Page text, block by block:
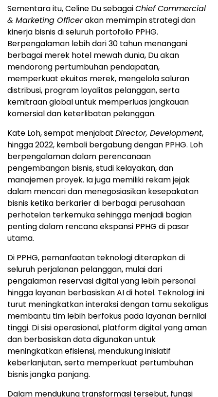
Sementara itu, Celine Du sebagaiChief Commercial
& Marketing Officerakan memimpin strategi dan
kinerja bisnis di seluruh portofolio PPHG.
Berpengalaman lebih dari 30 tahun menangani
berbagai merek hotel mewah dunia, Du akan
mendorong pertumbuhan pendapatan,
memperkuat ekuitas merek, mengelola saluran
distribusi, program loyalitas pelanggan, serta
kemitraan global untuk memperluas jangkauan
komersial dan keterlibatan pelanggan.
Kate Loh, sempat menjabat Director, Development,
hingga 2022, kembali bergabung dengan PPHG. Loh
berpengalaman dalam perencanaan
pengembangan bisnis, studi kelayakan, dan
manajemen proyek. Ia juga memiliki rekam jejak
dalam mencari dan menegosiasikan kesepakatan
bisnis ketika berkarier di berbagai perusahaan
perhotelan terkemuka sehingga menjadi bagian
penting dalam rencana ekspansi PPHG di pasar
utama.
Di PPHG, pemanfaatan teknologi diterapkan di
seluruh perjalanan pelanggan, mulai dari
pengalaman reservasi digital yang lebih personal
hingga layanan berbasiskan AI di hotel. Teknologi ini
turut meningkatkan interaksi dengan tamu sekaligus
membantu tim lebih berfokus pada layanan bernilai
tinggi. Di sisi operasional, platform digital yang aman
dan berbasiskan data digunakan untuk
meningkatkan efisiensi, mendukung inisiatif
keberlanjutan, serta memperkuat pertumbuhan
bisnis jangka panjang.
Dalam mendukung transformasi tersebut, fungsi